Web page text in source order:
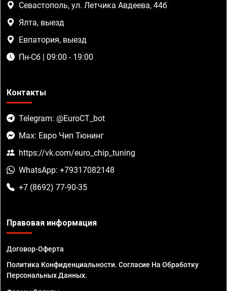
Севастополь, ул. Летчика Авдеева, 44б
Ялта, выезд
Евпатория, выезд
Пн-Сб | 09:00 - 19:00
Контакты
Telegram: @EuroCT_bot
Max: Евро Чип Тюнинг
https://vk.com/euro_chip_tuning
WhatsApp: +79317082148
+7 (8692) 77-90-35
Правовая информация
Договор-Оферта
Политика Конфиденциальности. Согласие На Обработку
Персональных Данных.